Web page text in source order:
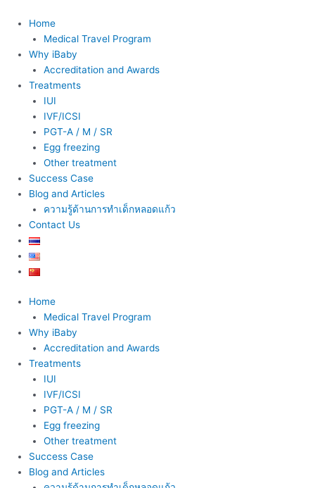
content
Home
Medical Travel Program
Why iBaby
Accreditation and Awards
Treatments
IUI
IVF/ICSI
PGT-A / M / SR
Egg freezing
Other treatment
Success Case
Blog and Articles
ความรู้ด้านการทำเด็กหลอดแก้ว
Contact Us
Home
Medical Travel Program
Why iBaby
Accreditation and Awards
Treatments
IUI
IVF/ICSI
PGT-A / M / SR
Egg freezing
Other treatment
Success Case
Blog and Articles